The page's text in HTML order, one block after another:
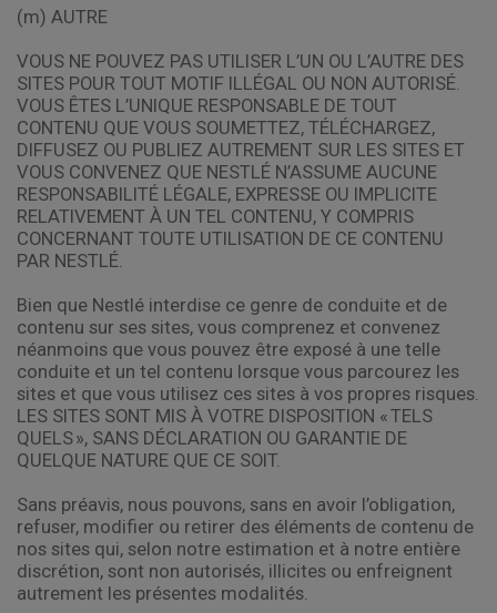
(m) AUTRE
VOUS NE POUVEZ PAS UTILISER L’UN OU L’AUTRE DES
SITES POUR TOUT MOTIF ILLÉGAL OU NON AUTORISÉ.
VOUS ÊTES L’UNIQUE RESPONSABLE DE TOUT
CONTENU QUE VOUS SOUMETTEZ, TÉLÉCHARGEZ,
DIFFUSEZ OU PUBLIEZ AUTREMENT SUR LES SITES ET
VOUS CONVENEZ QUE NESTLÉ N’ASSUME AUCUNE
RESPONSABILITÉ LÉGALE, EXPRESSE OU IMPLICITE
RELATIVEMENT À UN TEL CONTENU, Y COMPRIS
CONCERNANT TOUTE UTILISATION DE CE CONTENU
PAR NESTLÉ.
Bien que Nestlé interdise ce genre de conduite et de
contenu sur ses sites, vous comprenez et convenez
néanmoins que vous pouvez être exposé à une telle
conduite et un tel contenu lorsque vous parcourez les
sites et que vous utilisez ces sites à vos propres risques.
LES SITES SONT MIS À VOTRE DISPOSITION « TELS
QUELS », SANS DÉCLARATION OU GARANTIE DE
QUELQUE NATURE QUE CE SOIT.
Sans préavis, nous pouvons, sans en avoir l’obligation,
refuser, modifier ou retirer des éléments de contenu de
nos sites qui, selon notre estimation et à notre entière
discrétion, sont non autorisés, illicites ou enfreignent
autrement les présentes modalités.